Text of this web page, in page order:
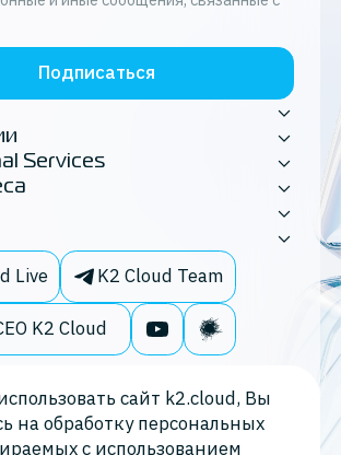
Подписаться
Services
Live K2 Cloud Team
K2 Cloud
сайт k2.cloud, Вы
на обработку персональных
с использованием